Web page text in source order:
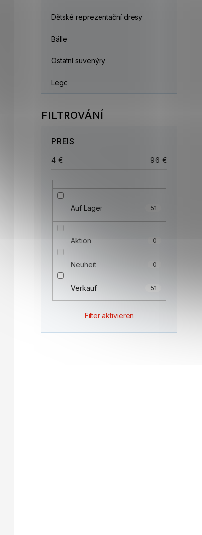
Dětské reprezentační dresy
Bälle
Ostatní suvenýry
Lego
PREIS
4 € 96 €
Auf Lager 51
Aktion 0
Neuheit 0
Verkauf 51
Filter aktivieren